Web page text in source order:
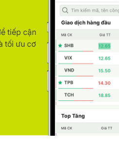
tiếp cận
tối ưu cơ